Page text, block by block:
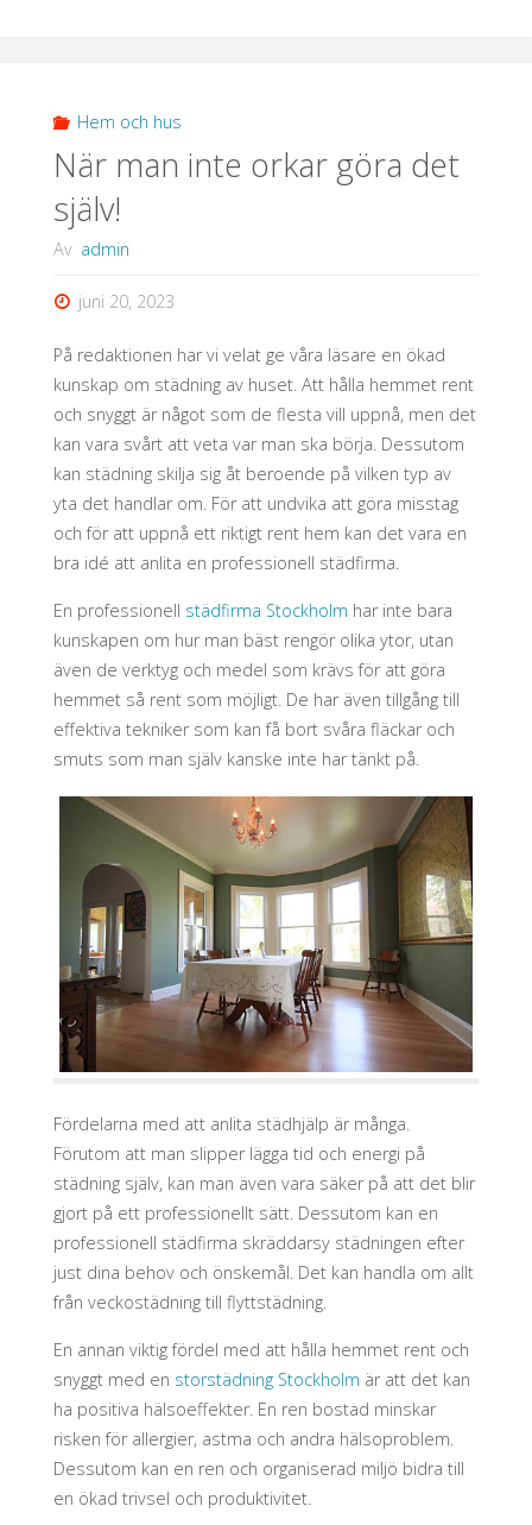
Hem och hus
När man inte orkar göra det
själv!
Av admin
juni 20, 2023
På redaktionen har vi velat ge våra läsare en ökad
kunskap om städning av huset. Att hålla hemmet rent
och snyggt är något som de flesta vill uppnå, men det
kan vara svårt att veta var man ska börja. Dessutom
kan städning skilja sig åt beroende på vilken typ av
yta det handlar om. För att undvika att göra misstag
och för att uppnå ett riktigt rent hem kan det vara en
bra idé att anlita en professionell städfirma.
En professionell städfirma Stockholm har inte bara
kunskapen om hur man bäst rengör olika ytor, utan
även de verktyg och medel som krävs för att göra
hemmet så rent som möjligt. De har även tillgång till
effektiva tekniker som kan få bort svåra fläckar och
smuts som man själv kanske inte har tänkt på.
Fördelarna med att anlita städhjälp är många.
Förutom att man slipper lägga tid och energi på
städning själv, kan man även vara säker på att det blir
gjort på ett professionellt sätt. Dessutom kan en
professionell städfirma skräddarsy städningen efter
just dina behov och önskemål. Det kan handla om allt
från veckostädning till flyttstädning.
En annan viktig fördel med att hålla hemmet rent och
snyggt med en storstädning Stockholm är att det kan
ha positiva hälsoeffekter. En ren bostad minskar
risken för allergier, astma och andra hälsoproblem.
Dessutom kan en ren och organiserad miljö bidra till
en ökad trivsel och produktivitet.